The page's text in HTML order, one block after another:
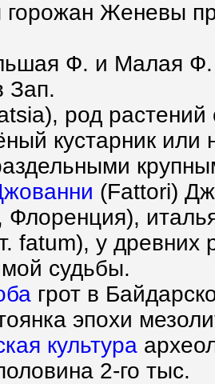
горожан Женевы
Ф. и Малая Ф.
Зап.
род
кустарник
(Fattori)
Флоренция),
fatum), у древних
судьбы.
грот в
эпохи
культура
2-го тыс.